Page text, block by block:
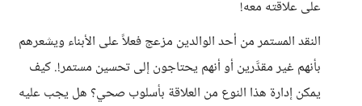
على علاقته معه!
النقد المستمر من أحد الوالدين مزعج فعلاً على الأبناء ويشعرهم
بأنهم غير مقدَّرين أو أنهم يحتاجون إلى تحسين مستمر!. كيف
يمكن إدارة هذا النوع من العلاقة بأسلوب صحي؟ هل يجب عليه